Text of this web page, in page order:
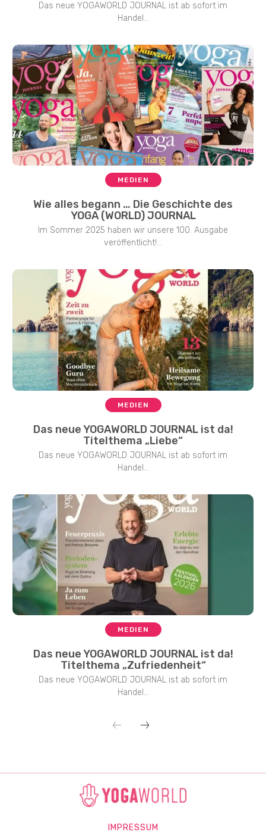
Das neue YOGAWORLD JOURNAL ist ab sofort im
Handel...
MEDIEN
Wie alles begann … Die Geschichte des
YOGA (WORLD) JOURNAL
Im Sommer 2025 haben wir unsere 100. Ausgabe
veröffentlicht!...
MEDIEN
Das neue YOGAWORLD JOURNAL ist da!
Titelthema „Liebe“
Das neue YOGAWORLD JOURNAL ist ab sofort im
Handel...
MEDIEN
Das neue YOGAWORLD JOURNAL ist da!
Titelthema „Zufriedenheit“
Das neue YOGAWORLD JOURNAL ist ab sofort im
Handel...
IMPRESSUM